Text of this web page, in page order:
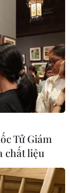
Tử Giám
chất liệu